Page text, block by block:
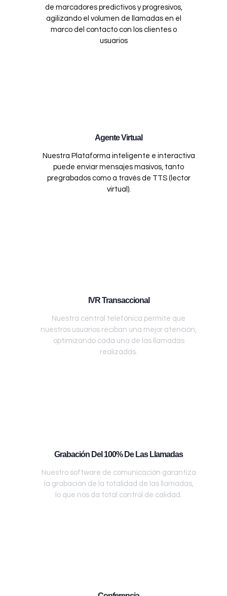
de marcadores predictivos y progresivos,
agilizando el volumen de llamadas en el
marco del contacto con los clientes o
usuarios
Agente Virtual
Nuestra Plataforma inteligente e interactiva
puede enviar mensajes masivos, tanto
pregrabados como a través de TTS (lector
virtual).
IVR Transaccional
Nuestra central telefónica permite que
nuestros usuarios reciban una mejor atención,
optimizando cada una de las llamadas
realizadas.
Grabación Del 100% De Las Llamadas
Nuestro software de comunicación garantiza
la grabación de la totalidad de las llamadas,
lo que nos da total control de calidad.